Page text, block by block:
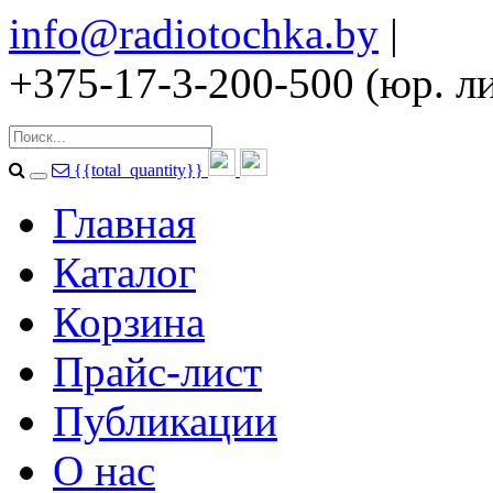
info@radiotochka.by |
+375-17-3-200-500 (юр.
{{total_quantity}}
Главная
Каталог
Корзина
Прайс-лист
Публикации
О нас